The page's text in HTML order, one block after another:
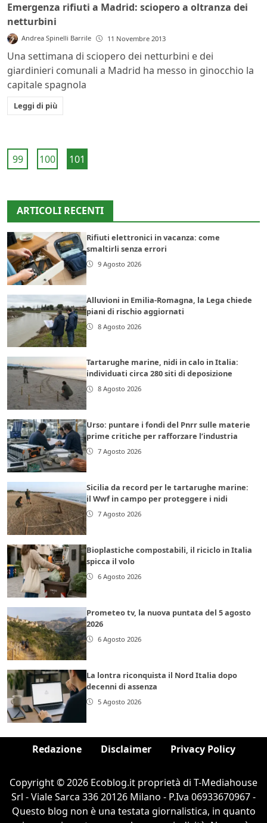
Emergenza rifiuti a Madrid: sciopero a oltranza dei
netturbini
Andrea Spinelli Barrile 11 Novembre 2013
Una settimana di sciopero dei netturbini e dei
giardinieri comunali a Madrid ha messo in ginocchio la
capitale spagnola
Leggi di più
99 100 101
ARTICOLI RECENTI
Rifiuti elettronici in vacanza: come
smaltirli senza errori
9 Agosto 2026
Alluvioni in Emilia-Romagna, la Lega chiede
piani di rischio aggiornati
8 Agosto 2026
Tartarughe marine, nidi in calo in Italia:
individuati circa 280 siti di deposizione
8 Agosto 2026
Urso: puntare i fondi del Pnrr sulle materie
prime critiche per rafforzare l’industria
7 Agosto 2026
Sicilia da record per le tartarughe marine:
il Wwf in campo per proteggere i nidi
7 Agosto 2026
Bioplastiche compostabili, il riciclo in Italia
spicca il volo
6 Agosto 2026
Prometeo tv, la nuova puntata del 5 agosto
2026
6 Agosto 2026
La lontra riconquista il Nord Italia dopo
decenni di assenza
5 Agosto 2026
Redazione Disclaimer Privacy Policy
Copyright © 2026 Ecoblog.it proprietà di T-Mediahouse
Srl - Viale Sarca 336 20126 Milano - P.Iva 06933670967 -
Questo blog non è una testata giornalistica, in quanto